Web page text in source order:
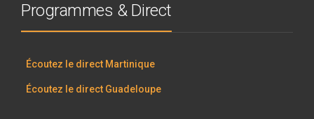
Programmes & Direct
Écoutez le direct Martinique
Écoutez le direct Guadeloupe